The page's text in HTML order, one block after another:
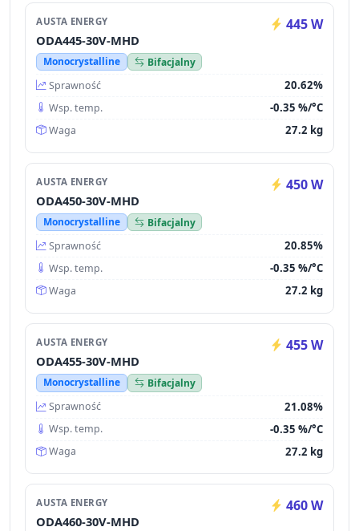
AUSTA ENERGY 445 W
ODA445-30V-MHD
Monocrystalline
Bifacjalny
Sprawność
20.62%
Wsp. temp. -0.35 %/°C
Waga 27.2 kg
AUSTA ENERGY 450 W
ODA450-30V-MHD
Monocrystalline
Bifacjalny
Sprawność
20.85%
Wsp. temp. -0.35 %/°C
Waga 27.2 kg
AUSTA ENERGY 455 W
ODA455-30V-MHD
Monocrystalline
Bifacjalny
Sprawność
21.08%
Wsp. temp. -0.35 %/°C
Waga 27.2 kg
AUSTA ENERGY 460 W
ODA460-30V-MHD